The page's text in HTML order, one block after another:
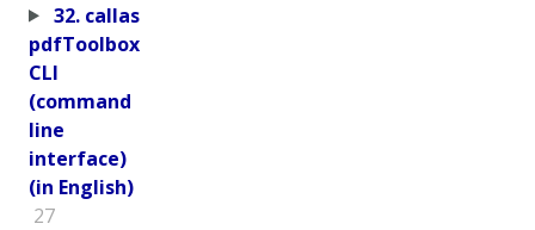
32. callas
pdfToolbox
CLI
(command
line
interface)
(in English)
27